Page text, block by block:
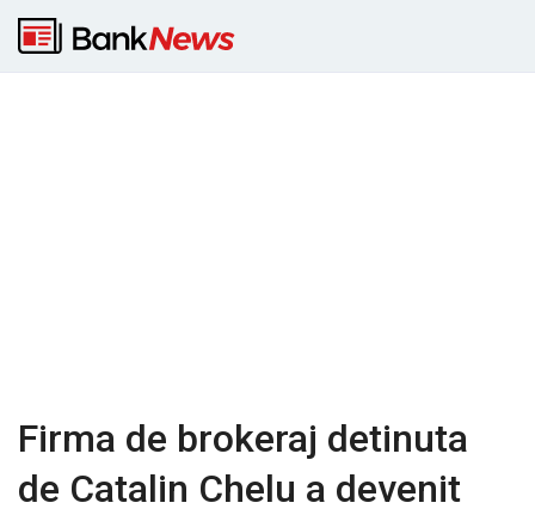
Firma de brokeraj detinuta
de Catalin Chelu a devenit